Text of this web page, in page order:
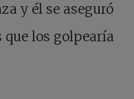
y él se aseguró
que los golpearía